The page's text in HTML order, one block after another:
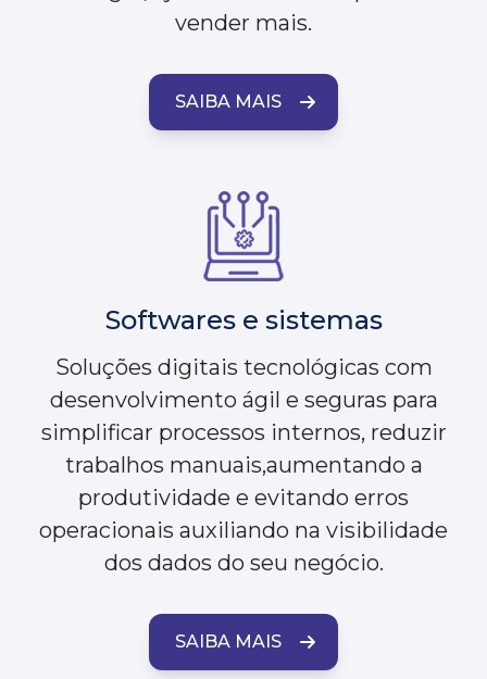
vender mais.
SAIBA MAIS
Softwares e sistemas
Soluções digitais tecnológicas com
desenvolvimento ágil e seguras para
simplificar processos internos, reduzir
trabalhos manuais,aumentando a
produtividade e evitando erros
operacionais auxiliando na visibilidade
dos dados do seu negócio.
SAIBA MAIS